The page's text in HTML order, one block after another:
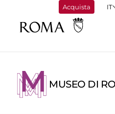
Acquista
MUSEO DI